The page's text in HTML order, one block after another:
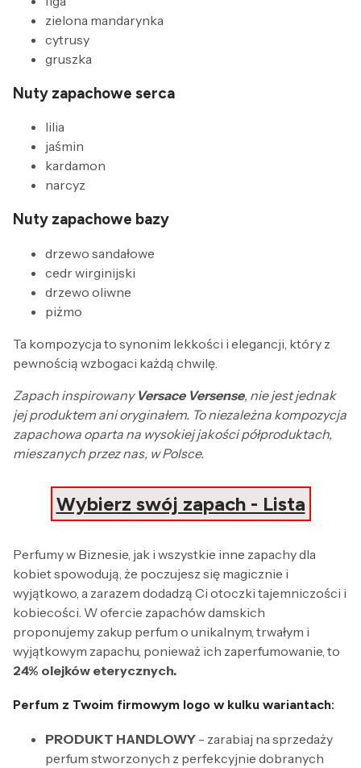
zielona mandarynka
cytrusy
gruszka
Nuty zapachowe serca
lilia
jaśmin
kardamon
narcyz
Nuty zapachowe bazy
drzewo sandałowe
cedr wirginijski
drzewo oliwne
piżmo
Ta kompozycja to synonim lekkości i elegancji, który z
pewnością wzbogaci każdą chwilę.
Zapach inspirowany Versace Versense, nie jest jednak
jej produktem ani oryginałem. To niezależna kompozycja
zapachowa oparta na wysokiej jakości półproduktach,
mieszanych przez nas, w Polsce.
Wybierz swój zapach - Lista
Perfumy w Biznesie, jak i wszystkie inne zapachy dla
kobiet spowodują, że poczujesz się magicznie i
wyjątkowo, a zarazem dodadzą Ci otoczki tajemniczości i
kobiecości. W ofercie zapachów damskich
proponujemy zakup perfum o unikalnym, trwałym i
wyjątkowym zapachu, ponieważ ich zaperfumowanie, to
24% olejków eterycznych.
Perfum z Twoim firmowym logo w kulku wariantach:
PRODUKT HANDLOWY - zarabiaj na sprzedaży
perfum stworzonych z perfekcyjnie dobranych